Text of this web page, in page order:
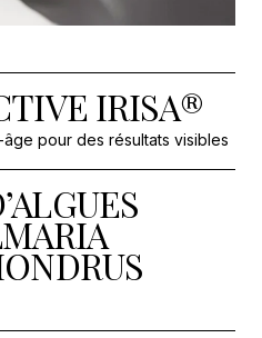
IRISA®
pour des résultats visibles